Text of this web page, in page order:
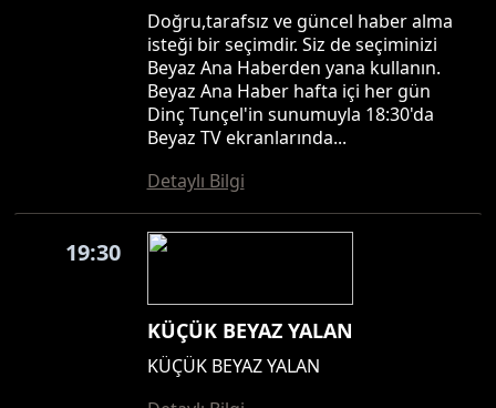
Doğru,tarafsız ve güncel haber alma
isteği bir seçimdir. Siz de seçiminizi
Beyaz Ana Haberden yana kullanın.
Beyaz Ana Haber hafta içi her gün
Dinç Tunçel'in sunumuyla 18:30'da
Beyaz TV ekranlarında...
Detaylı Bilgi
19:30
KÜÇÜK BEYAZ YALAN
KÜÇÜK BEYAZ YALAN